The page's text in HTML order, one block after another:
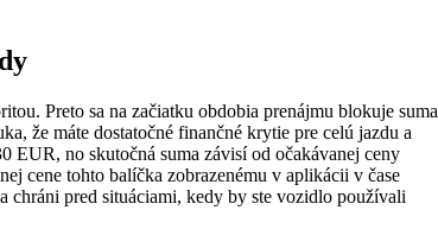
Preto sa na začiatku obdobia prenájmu blokuje suma
že máte dostatočné finančné krytie pre celú jazdu a
EUR, no skutočná suma závisí od očakávanej ceny
cene tohto balíčka zobrazenému v aplikácii v čase
chráni pred situáciami, kedy by ste vozidlo používali